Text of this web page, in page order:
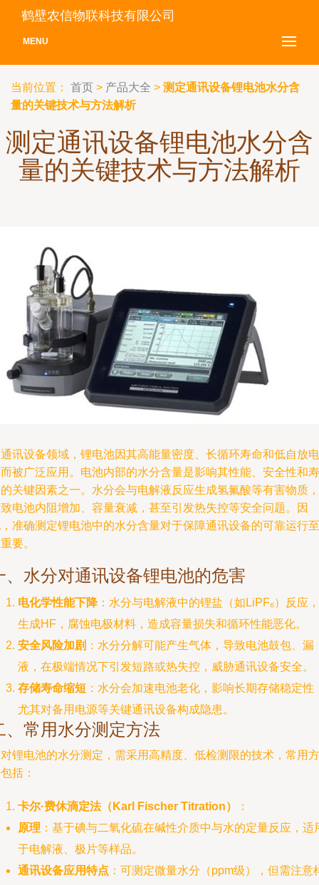
鹤壁农信物联科技有限公司
MENU
当前位置： 首页 > 产品大全 > 测定通讯设备锂电池水分含
量的关键技术与方法解析
测定通讯设备锂电池水分含
量的关键技术与方法解析
讯设备领域，锂电池因其高能量密度、长循环寿命和低自放电
被广泛应用。电池内部的水分含量是影响其性能、安全性和寿
关键因素之一。水分会与电解液反应生成氢氟酸等有害物质，
电池内阻增加、容量衰减，甚至引发热失控等安全问题。因
准确测定锂电池中的水分含量对于保障通讯设备的可靠运行至
要。
、水分对通讯设备锂电池的危害
电化学性能下降 ：水分与电解液中的锂盐（如LiPF₆）反应，
生成HF，腐蚀电极材料，造成容量损失和循环性能恶化。
安全风险加剧 ：水分分解可能产生气体，导致电池鼓包、漏
液，在极端情况下引发短路或热失控，威胁通讯设备安全。
存储寿命缩短 ：水分会加速电池老化，影响长期存储稳定性
尤其对备用电源等关键通讯设备构成隐患。
、常用水分测定方法
锂电池的水分测定，需采用高精度、低检测限的技术，常用方
括：
卡尔·费休滴定法（Karl Fischer Titration）
：
原理 ：基于碘与二氧化硫在碱性介质中与水的定量反应，适
于电解液、极片等样品。
通讯设备应用特点 ：可测定微量水分（ppm级），但需注意